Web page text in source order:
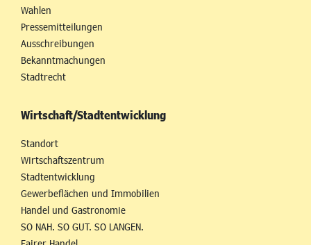
Wahlen
Pressemitteilungen
Ausschreibungen
Bekanntmachungen
Stadtrecht
Wirtschaft/Stadtentwicklung
Standort
Wirtschaftszentrum
Stadtentwicklung
Gewerbeflächen und Immobilien
Handel und Gastronomie
SO NAH. SO GUT. SO LANGEN.